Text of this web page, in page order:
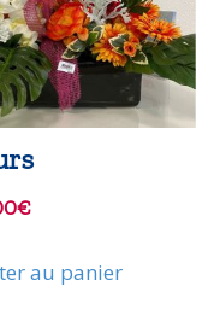
€
au panier